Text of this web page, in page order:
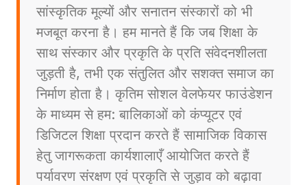
सांस्कृतिक मूल्यों और सनातन संस्कारों को भी
मजबूत करना है। हम मानते हैं कि जब शिक्षा के
साथ संस्कार और प्रकृति के प्रति संवेदनशीलता
जुड़ती है, तभी एक संतुलित और सशक्त समाज का
निर्माण होता है। कृतिम सोशल वेलफेयर फाउंडेशन
के माध्यम से हम: बालिकाओं को कंप्यूटर एवं
डिजिटल शिक्षा प्रदान करते हैं सामाजिक विकास
हेतु जागरूकता कार्यशालाएँ आयोजित करते हैं
पर्यावरण संरक्षण एवं प्रकृति से जुड़ाव को बढ़ावा